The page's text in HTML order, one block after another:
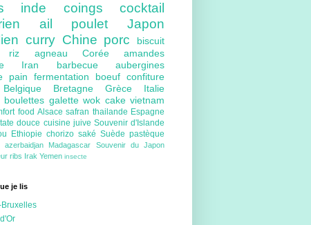
inde coingscocktail
ail pouletJapon
curry Chine porc
biscuit
riz agneau Corée amandes
Iran barbecueaubergines
pain fermentation boeuf confiture
Belgique Bretagne Grèce Italie
boulettes galettewok cakevietnam
foodAlsacesafran thailande Espagne
douce cuisine juive Souvenir d'Islande
Ethiopie chorizo saké Suède pastèque
azerbaidjan Madagascar Souvenir du Japon
ribs Irak Yemen insecte
je lis
Bruxelles